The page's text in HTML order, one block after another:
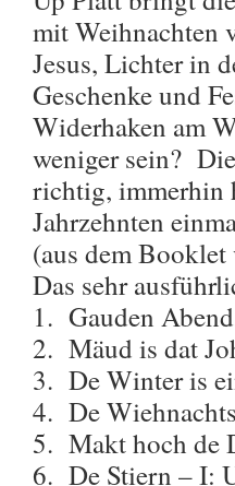
mit Weihnachten
Jesus, Lichter in
Geschenke und
Widerhaken am
weniger sein?
richtig, immerhin
Jahrzehnten
(aus dem
Das sehr
1. Gauden
2. Mäud is dat
3. De Winter is
4. De
5. Makt hoch de
6. De Stiern – I: